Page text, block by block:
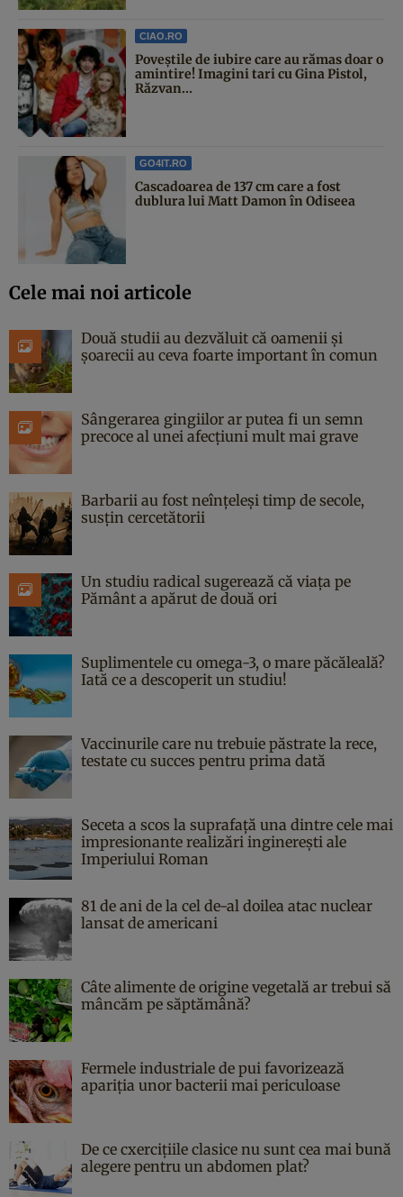
CIAO.RO
Poveştile de iubire care au rămas doar o
amintire! Imagini tari cu Gina Pistol,
Răzvan...
GO4IT.RO
Cascadoarea de 137 cm care a fost
dublura lui Matt Damon în Odiseea
Cele mai noi articole
Două studii au dezvăluit că oamenii și
șoarecii au ceva foarte important în comun
Sângerarea gingiilor ar putea fi un semn
precoce al unei afecțiuni mult mai grave
Barbarii au fost neînțeleși timp de secole,
susțin cercetătorii
Un studiu radical sugerează că viața pe
Pământ a apărut de două ori
Suplimentele cu omega-3, o mare păcăleală?
Iată ce a descoperit un studiu!
Vaccinurile care nu trebuie păstrate la rece,
testate cu succes pentru prima dată
Seceta a scos la suprafață una dintre cele mai
impresionante realizări inginerești ale
Imperiului Roman
81 de ani de la cel de-al doilea atac nuclear
lansat de americani
Câte alimente de origine vegetală ar trebui să
mâncăm pe săptămână?
Fermele industriale de pui favorizează
apariția unor bacterii mai periculoase
De ce cxercițiile clasice nu sunt cea mai bună
alegere pentru un abdomen plat?